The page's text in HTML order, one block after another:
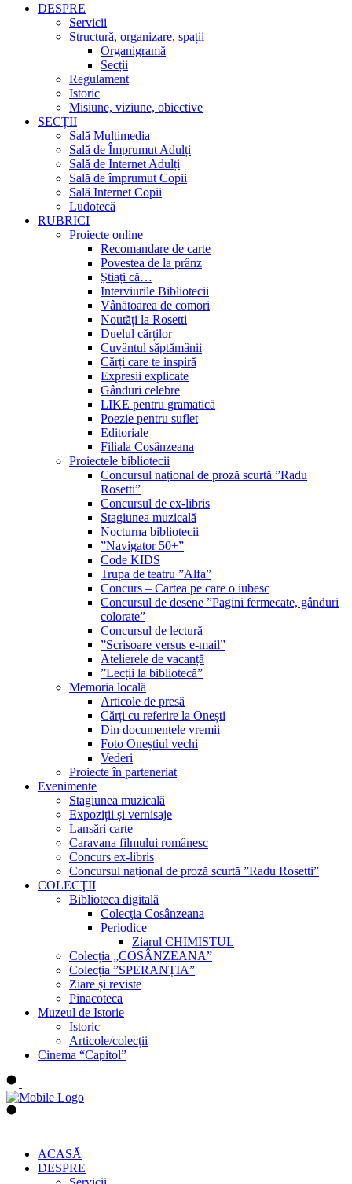
DESPRE
Servicii
Structură, organizare, spații
Organigramă
Secții
Regulament
Istoric
Misiune, viziune, obiective
SECȚII
Sală Multimedia
Sală de Împrumut Adulți
Sală de Internet Adulți
Sală de împrumut Copii
Sală Internet Copii
Ludotecă
RUBRICI
Proiecte online
Recomandare de carte
Povestea de la prânz
Știați că…
Interviurile Bibliotecii
Vânătoarea de comori
Noutăți la Rosetti
Duelul cărților
Cuvântul săptămânii
Cărți care te inspiră
Expresii explicate
Gânduri celebre
LIKE pentru gramatică
Poezie pentru suflet
Editoriale
Filiala Cosânzeana
Proiectele bibliotecii
Concursul național de proză scurtă ”Radu
Rosetti”
Concursul de ex-libris
Stagiunea muzicală
Nocturna bibliotecii
”Navigator 50+”
Code KIDS
Trupa de teatru ”Alfa”
Concurs – Cartea pe care o iubesc
Concursul de desene ”Pagini fermecate, gânduri
colorate”
Concursul de lectură
”Scrisoare versus e-mail”
Atelierele de vacanță
”Lecții la bibliotecă”
Memoria locală
Articole de presă
Cărți cu referire la Onești
Din documentele vremii
Foto Oneștiul vechi
Vederi
Proiecte în parteneriat
Evenimente
Stagiunea muzicală
Expoziții și vernisaje
Lansări carte
Caravana filmului românesc
Concurs ex-libris
Concursul național de proză scurtă ”Radu Rosetti”
COLECŢII
Biblioteca digitală
Colecţia Cosânzeana
Periodice
Ziarul CHIMISTUL
Colecția „COSÂNZEANA”
Colecția ”SPERANȚIA”
Ziare și reviste
Pinacoteca
Muzeul de Istorie
Istoric
Articole/colecții
Cinema “Capitol”
ACASĂ
DESPRE